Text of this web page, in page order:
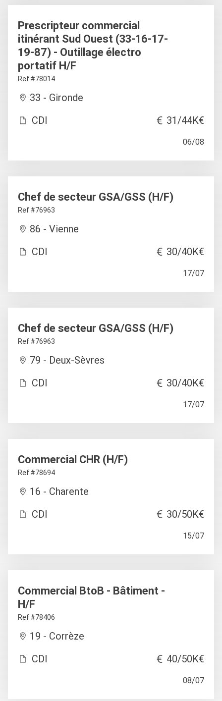
Prescripteur commercial
itinérant Sud Ouest (33-16-17-
19-87) - Outillage électro
portatif H/F
Ref #78014
33 - Gironde
CDI
31/44K€
06/08
Chef de secteur GSA/GSS (H/F)
Ref #76963
86 - Vienne
CDI
30/40K€
17/07
Chef de secteur GSA/GSS (H/F)
Ref #76963
79 - Deux-Sèvres
CDI
30/40K€
17/07
Commercial CHR (H/F)
Ref #78694
16 - Charente
CDI
30/50K€
15/07
Commercial BtoB - Bâtiment -
H/F
Ref #78406
19 - Corrèze
CDI
40/50K€
08/07